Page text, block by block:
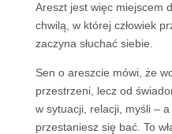
Areszt jest więc miejscem
chwilą, w której człowiek
zaczyna słuchać siebie.
Sen o areszcie mówi, że
przestrzeni, lecz od
w sytuacji, relacji, myśli –
przestaniesz się bać. To